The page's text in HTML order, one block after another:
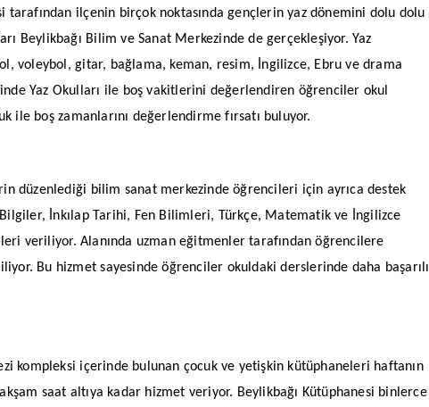
tarafından ilçenin birçok noktasında gençlerin yaz dönemini dolu dolu
Beylikbağı Bilim ve Sanat Merkezinde de gerçekleşiyor. Yaz
voleybol, gitar, bağlama, keman, resim, İngilizce, Ebru ve drama
Yaz Okulları ile boş vakitlerini değerlendiren öğrenciler okul
ile boş zamanlarını değerlendirme fırsatı buluyor.
düzenlediği bilim sanat merkezinde öğrencileri için ayrıca destek
İnkılap Tarihi, Fen Bilimleri, Türkçe, Matematik ve İngilizce
veriliyor. Alanında uzman eğitmenler tarafından öğrencilere
Bu hizmet sayesinde öğrenciler okuldaki derslerinde daha başarılı
kompleksi içerinde bulunan çocuk ve yetişkin kütüphaneleri haftanın
saat altıya kadar hizmet veriyor. Beylikbağı Kütüphanesi binlerce